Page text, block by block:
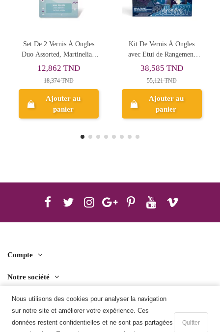
Nous utilisons des cookies pour analyser la navigation
sur notre site et améliorer votre expérience. Ces
données restent confidentielles et ne sont pas partagées
Quitter
Kit De Vernis À Ongles
avec Etui de Rangement
Galaxy Dreams, Martinelia -
38,585 TND
55,121 TND
Ajouter au
panier
Set De Beauté Avec Chain
Little Unicorn, Martinelia -
Réf.12225
25,198 TND
35,998 TND
Ajouter au
panier
Compte
Notre société
Contact us
Télécharger l'application mobile